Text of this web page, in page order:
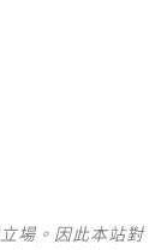
場。因此本站對